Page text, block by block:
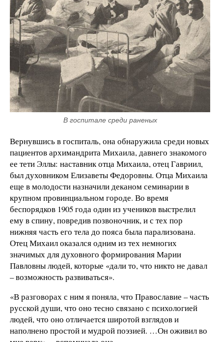
В госпитале среди раненых
Вернувшись в госпиталь, она обнаружила среди новых
пациентов архимандрита Михаила, давнего знакомого
ее тети Эллы: наставник отца Михаила, отец Гавриил,
был духовником Елизаветы Федоровны. Отца Михаила
еще в молодости назначили деканом семинарии в
крупном провинциальном городе. Во время
беспорядков 1905 года один из учеников выстрелил
ему в спину, повредив позвоночник, и с тех пор
нижняя часть его тела до пояса была парализована.
Отец Михаил оказался одним из тех немногих
значимых для духовного формирования Марии
Павловны людей, которые «дали то, что никто не давал
– возможность развиваться».
«В разговорах с ним я поняла, что Православие – часть
русской души, что оно тесно связано с психологией
людей, что оно отличается широтой взглядов и
наполнено простой и мудрой поэзией. …Он оживил во